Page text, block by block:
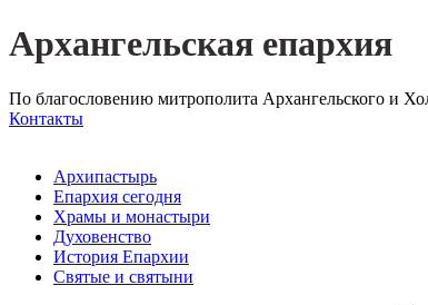
Архангельская епархия
По благословению митрополита Архангельского и
Контакты
Архипастырь
Епархия сегодня
Храмы и монастыри
Духовенство
История Епархии
Святые и святыни